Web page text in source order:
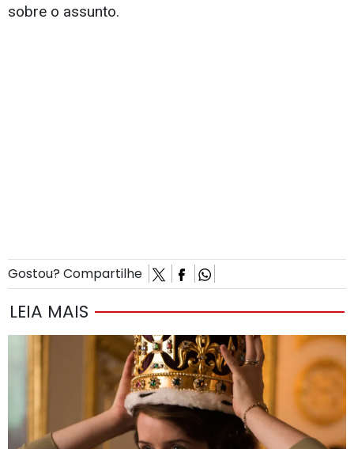
sobre o assunto.
Gostou? Compartilhe
LEIA MAIS